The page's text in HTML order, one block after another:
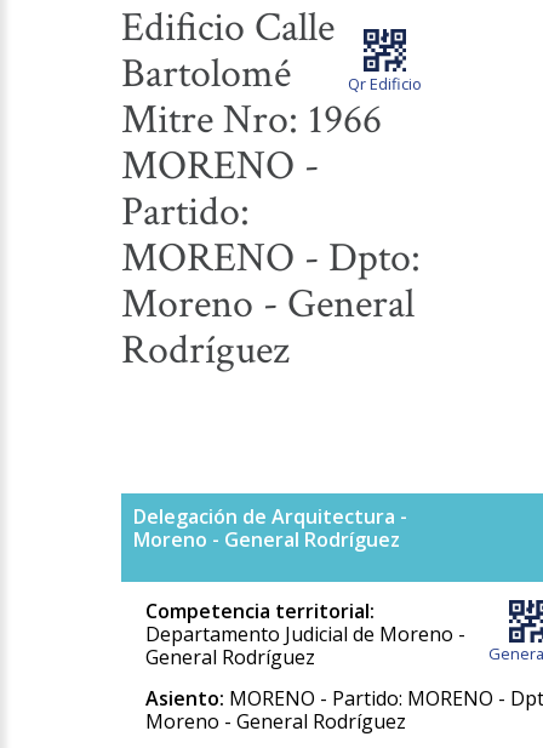
Qr Edificio
Edificio Calle
Bartolomé
Mitre Nro: 1966
MORENO -
Partido:
MORENO - Dpto:
Moreno - General
Rodríguez
Delegación de Arquitectura -
Moreno - General Rodríguez
Competencia territorial:
Departamento Judicial de Moreno -
General Rodríguez
Asiento: MORENO - Partido: MORENO -
Moreno - General Rodríguez